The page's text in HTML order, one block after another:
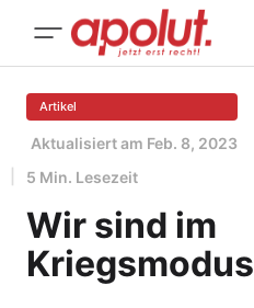
Artikel
Aktualisiert am Feb. 8, 2023
5 Min. Lesezeit
Wir sind im
Kriegsmodus